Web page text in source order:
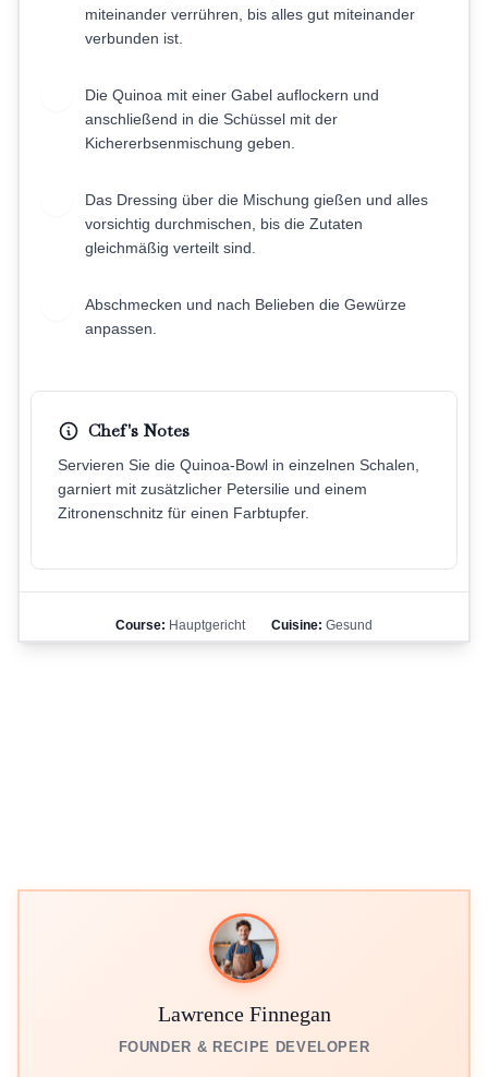
miteinander verrühren, bis alles gut miteinander
verbunden ist.
Die Quinoa mit einer Gabel auflockern und
anschließend in die Schüssel mit der
Kichererbsenmischung geben.
Das Dressing über die Mischung gießen und alles
vorsichtig durchmischen, bis die Zutaten
gleichmäßig verteilt sind.
Abschmecken und nach Belieben die Gewürze
anpassen.
Chef's Notes
Servieren Sie die Quinoa-Bowl in einzelnen Schalen,
garniert mit zusätzlicher Petersilie und einem
Zitronenschnitz für einen Farbtupfer.
Course: Hauptgericht Cuisine: Gesund
Lawrence Finnegan
FOUNDER & RECIPE DEVELOPER